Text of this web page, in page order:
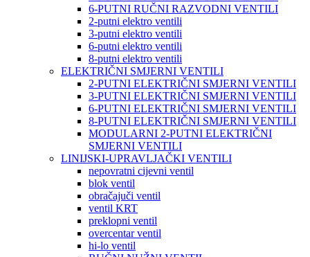
6-PUTNI RUČNI RAZVODNI VENTILI
2-putni elektro ventili
3-putni elektro ventili
6-putni elektro ventili
8-putni elektro ventili
ELEKTRIČNI SMJERNI VENTILI
2-PUTNI ELEKTRIČNI SMJERNI VENTILI
3-PUTNI ELEKTRIČNI SMJERNI VENTILI
6-PUTNI ELEKTRIČNI SMJERNI VENTILI
8-PUTNI ELEKTRIČNI SMJERNI VENTILI
MODULARNI 2-PUTNI ELEKTRIČNI
SMJERNI VENTILI
LINIJSKI-UPRAVLJAČKI VENTILI
nepovratni cijevni ventil
blok ventil
obračajuči ventil
ventil KRT
preklopni ventil
overcentar ventil
hi-lo ventil